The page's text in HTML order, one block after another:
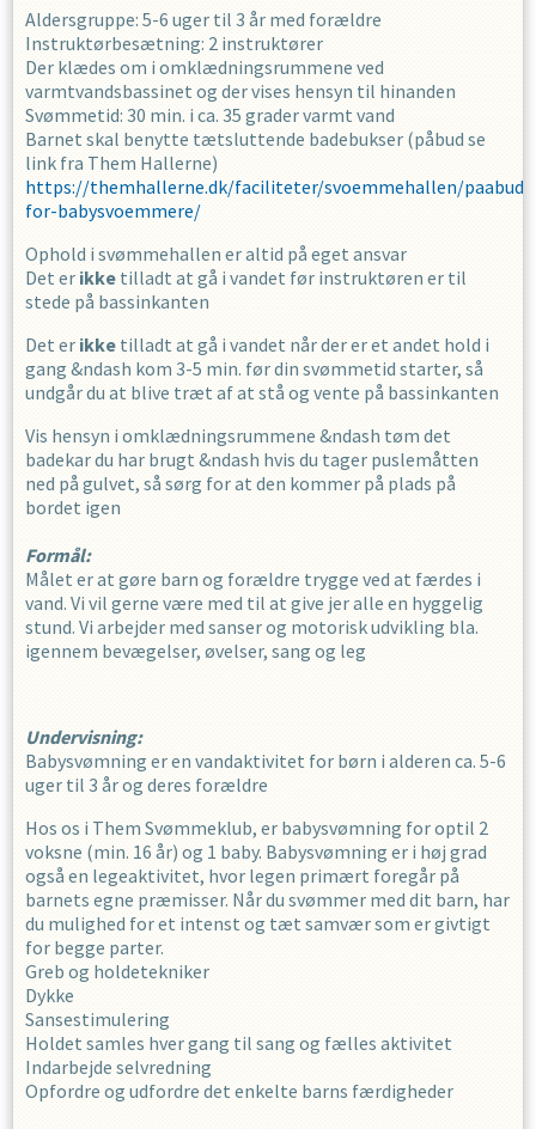
Aldersgruppe: 5-6 uger til 3 år med forældre
Instruktørbesætning: 2 instruktører
Der klædes om i omklædningsrummene ved
varmtvandsbassinet og der vises hensyn til hinanden
Svømmetid: 30 min. i ca. 35 grader varmt vand
Barnet skal benytte tætsluttende badebukser (påbud se
link fra Them Hallerne)
https://themhallerne.dk/faciliteter/svoemmehallen/paabud-
for-babysvoemmere/
Ophold i svømmehallen er altid på eget ansvar
Det er ikke tilladt at gå i vandet før instruktøren er til
stede på bassinkanten
Det er ikke tilladt at gå i vandet når der er et andet hold i
gang &ndash kom 3-5 min. før din svømmetid starter, så
undgår du at blive træt af at stå og vente på bassinkanten
Vis hensyn i omklædningsrummene &ndash tøm det
badekar du har brugt &ndash hvis du tager puslemåtten
ned på gulvet, så sørg for at den kommer på plads på
bordet igen
Formål:
Målet er at gøre barn og forældre trygge ved at færdes i
vand. Vi vil gerne være med til at give jer alle en hyggelig
stund. Vi arbejder med sanser og motorisk udvikling bla.
igennem bevægelser, øvelser, sang og leg
Undervisning:
Babysvømning er en vandaktivitet for børn i alderen ca. 5-6
uger til 3 år og deres forældre
Hos os i Them Svømmeklub, er babysvømning for optil 2
voksne (min. 16 år) og 1 baby. Babysvømning er i høj grad
også en legeaktivitet, hvor legen primært foregår på
barnets egne præmisser. Når du svømmer med dit barn, har
du mulighed for et intenst og tæt samvær som er givtigt
for begge parter.
Greb og holdetekniker
Dykke
Sansestimulering
Holdet samles hver gang til sang og fælles aktivitet
Indarbejde selvredning
Opfordre og udfordre det enkelte barns færdigheder